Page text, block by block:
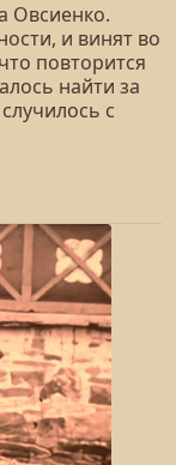
Овсиенко.
и винят во
повторится
найти за
с